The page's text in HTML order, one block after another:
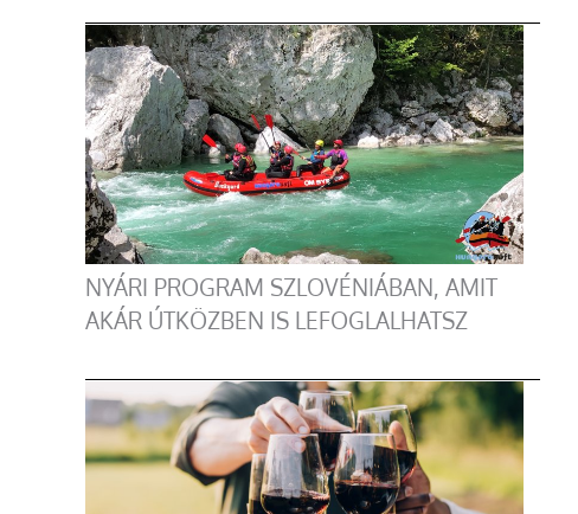
NYÁRI PROGRAM SZLOVÉNIÁBAN, AMIT
AKÁR ÚTKÖZBEN IS LEFOGLALHATSZ